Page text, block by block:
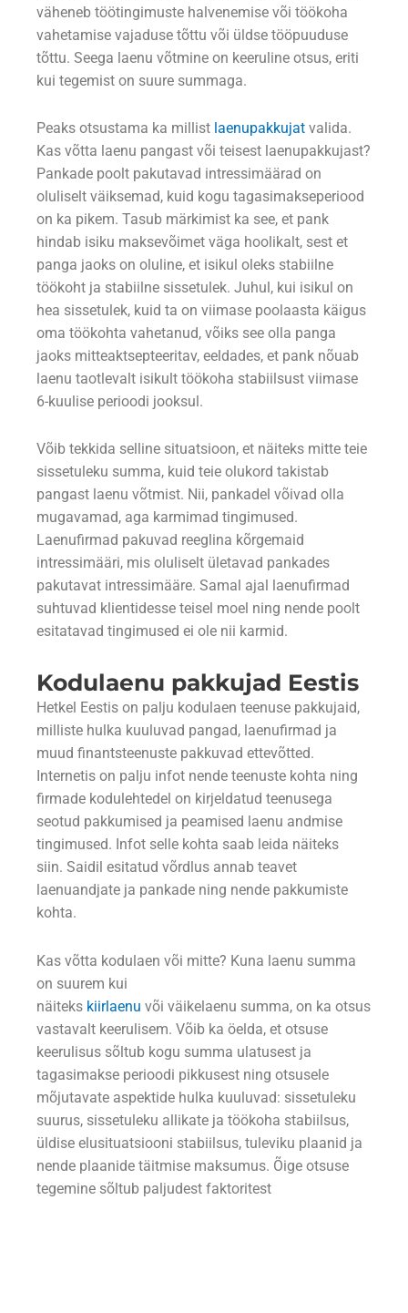
väheneb töötingimuste halvenemise või töökoha
vahetamise vajaduse tõttu või üldse tööpuuduse
tõttu. Seega laenu võtmine on keeruline otsus, eriti
kui tegemist on suure summaga.
Peaks otsustama ka millist laenupakkujat valida.
Kas võtta laenu pangast või teisest laenupakkujast?
Pankade poolt pakutavad intressimäärad on
oluliselt väiksemad, kuid kogu tagasimakseperiood
on ka pikem. Tasub märkimist ka see, et pank
hindab isiku maksevõimet väga hoolikalt, sest et
panga jaoks on oluline, et isikul oleks stabiilne
töökoht ja stabiilne sissetulek. Juhul, kui isikul on
hea sissetulek, kuid ta on viimase poolaasta käigus
oma töökohta vahetanud, võiks see olla panga
jaoks mitteaktsepteeritav, eeldades, et pank nõuab
laenu taotlevalt isikult töökoha stabiilsust viimase
6-kuulise perioodi jooksul.
Võib tekkida selline situatsioon, et näiteks mitte teie
sissetuleku summa, kuid teie olukord takistab
pangast laenu võtmist. Nii, pankadel võivad olla
mugavamad, aga karmimad tingimused.
Laenufirmad pakuvad reeglina kõrgemaid
intressimääri, mis oluliselt ületavad pankades
pakutavat intressimääre. Samal ajal laenufirmad
suhtuvad klientidesse teisel moel ning nende poolt
esitatavad tingimused ei ole nii karmid.
Kodulaenu pakkujad Eestis
Hetkel Eestis on palju kodulaen teenuse pakkujaid,
milliste hulka kuuluvad pangad, laenufirmad ja
muud finantsteenuste pakkuvad ettevõtted.
Internetis on palju infot nende teenuste kohta ning
firmade kodulehtedel on kirjeldatud teenusega
seotud pakkumised ja peamised laenu andmise
tingimused. Infot selle kohta saab leida näiteks
siin. Saidil esitatud võrdlus annab teavet
laenuandjate ja pankade ning nende pakkumiste
kohta.
Kas võtta kodulaen või mitte? Kuna laenu summa
on suurem kui
näiteks kiirlaenu või väikelaenu summa, on ka otsus
vastavalt keerulisem. Võib ka öelda, et otsuse
keerulisus sõltub kogu summa ulatusest ja
tagasimakse perioodi pikkusest ning otsusele
mõjutavate aspektide hulka kuuluvad: sissetuleku
suurus, sissetuleku allikate ja töökoha stabiilsus,
üldise elusituatsiooni stabiilsus, tuleviku plaanid ja
nende plaanide täitmise maksumus. Õige otsuse
tegemine sõltub paljudest faktoritest